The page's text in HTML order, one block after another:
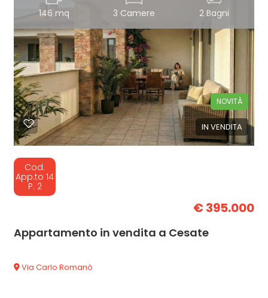
146 mq 3 Camere 2 Bagni
IN VENDITA
NOVITÀ
Cod.
App.to 14
P. 2
€ 395.000
Appartamento in vendita a Cesate
Via Carlo Romanò